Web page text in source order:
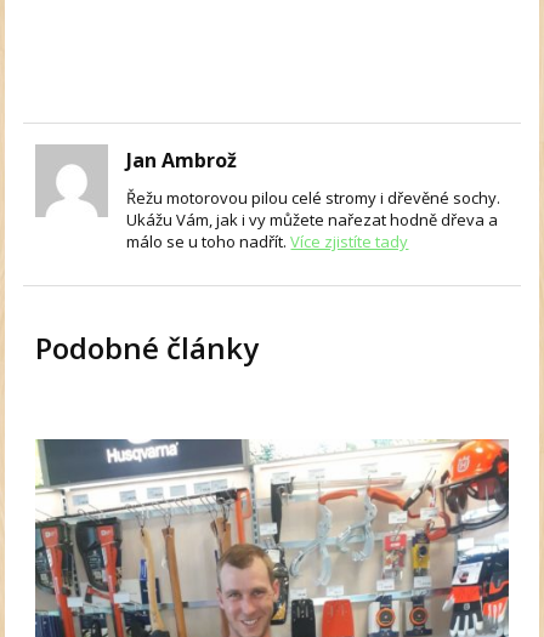
Jan Ambrož
Řežu motorovou pilou celé stromy i dřevěné sochy.
Ukážu Vám, jak i vy můžete nařezat hodně dřeva a
málo se u toho nadřít.Více zjistíte tady
Podobné články